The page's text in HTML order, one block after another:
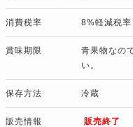
消費税率 8%軽減税率
賞味期限
青果物なの
い。
保存方法 冷蔵
販売情報 販売終了